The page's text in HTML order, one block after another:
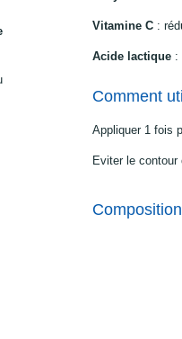
Vitamine C :
Acide lactique :
Comment
Appliquer 1 fois
Eviter le contour
Composition